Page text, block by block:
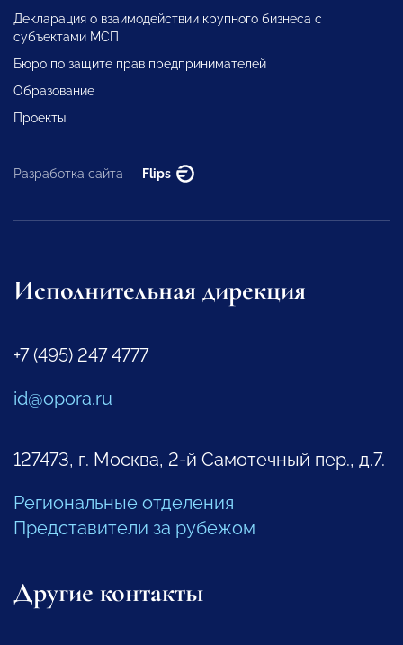
Декларация о взаимодействии крупного бизнеса с
субъектами МСП
Бюро по защите прав предпринимателей
Образование
Проекты
Разработка сайта — Flips
Исполнительная дирекция
+7 (495) 247 4777
id@opora.ru
127473, г. Москва, 2-й Самотечный пер., д.7.
Региональные отделения
Представители за рубежом
Другие контакты